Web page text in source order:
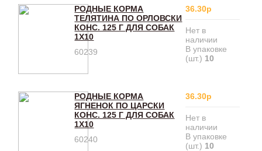
РОДНЫЕ КОРМА
ТЕЛЯТИНА ПО ОРЛОВСКИ
КОНС. 125 Г ДЛЯ СОБАК
1Х10
60239
36.30р
Нет в
наличии
В упаковке
(шт.) 10
РОДНЫЕ КОРМА
ЯГНЕНОК ПО ЦАРСКИ
КОНС. 125 Г ДЛЯ СОБАК
1Х10
60240
36.30р
Нет в
наличии
В упаковке
(шт.) 10